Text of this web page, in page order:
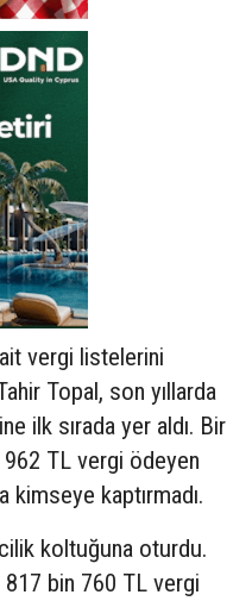
ait vergi listelerini
Topal, son yıllarda
ilk sırada yer aldı. Bir
TL vergi ödeyen
kimseye kaptırmadı.
koltuğuna oturdu.
bin 760 TL vergi